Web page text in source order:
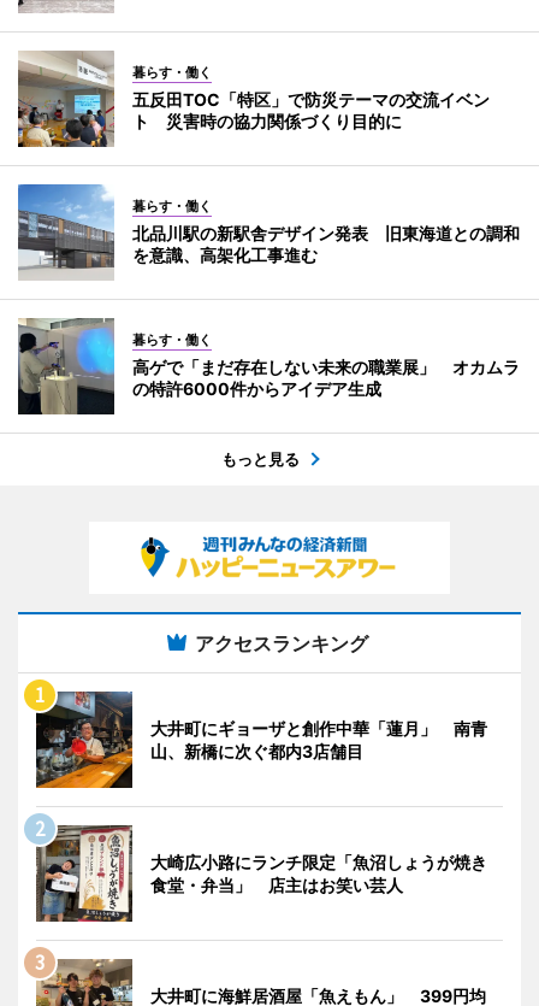
暮らす・働く
五反田TOC「特区」で防災テーマの交流イベン
ト 災害時の協力関係づくり目的に
暮らす・働く
北品川駅の新駅舎デザイン発表 旧東海道との調和
を意識、高架化工事進む
暮らす・働く
高ゲで「まだ存在しない未来の職業展」 オカムラ
の特許6000件からアイデア生成
もっと見る
アクセスランキング
大井町にギョーザと創作中華「蓮月」 南青
山、新橋に次ぐ都内3店舗目
大崎広小路にランチ限定「魚沼しょうが焼き
食堂・弁当」 店主はお笑い芸人
大井町に海鮮居酒屋「魚えもん」 399円均